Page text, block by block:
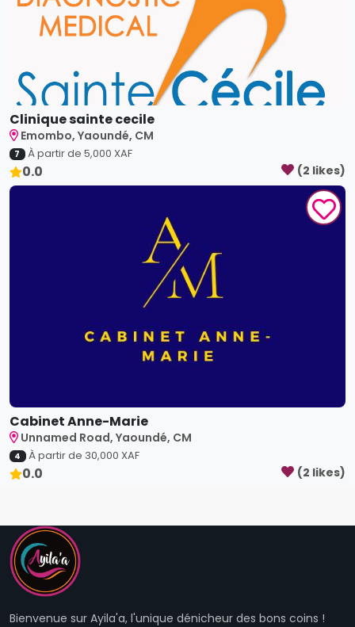
Clinique sainte cecile
Emombo, Yaoundé, CM
7 À partir de 5,000 XAF
0.0 (2 likes)
Cabinet Anne-Marie
Unnamed Road, Yaoundé, CM
4 À partir de 30,000 XAF
0.0 (2 likes)
Bienvenue sur Ayila'a, l'unique dénicheur des bons coins !